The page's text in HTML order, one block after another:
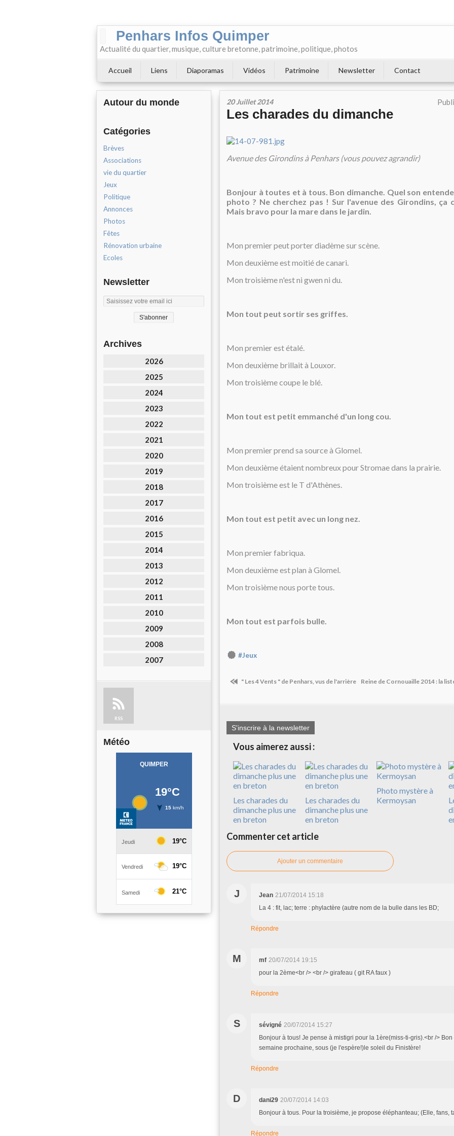
Penhars Infos Quimper
Actualité du quartier, musique, culture bretonne, patrimoine, politique, photos
Accueil Liens Diaporamas Vidéos Patrimoine Newsletter Contact
Autour du monde
Catégories
Brèves
Associations
vie du quartier
Jeux
Politique
Annonces
Photos
Fêtes
Rénovation urbaine
Ecoles
Newsletter
Archives
2026
2025
2024
2023
2022
2021
2020
2019
2018
2017
2016
2015
2014
2013
2012
2011
2010
2009
2008
2007
RSS
Météo
20 Juillet 2014
Les charades du dimanche
Avenue des Girondins à Penhars (vous pouvez agrandir)
Bonjour à toutes et à tous. Bon dimanche. Quel son
photo ? Ne cherchez pas ! Sur l'avenue des Girondins, ça
Mais bravo pour la mare dans le jardin.
Mon premier peut porter diadème sur scène.
Mon deuxième est moitié de canari.
Mon troisième n'est ni gwen ni du.
Mon tout peut sortir ses griffes.
Mon premier est étalé.
Mon deuxième brillait à Louxor.
Mon troisième coupe le blé.
Mon tout est petit emmanché d'un long cou.
Mon premier prend sa source à Glomel.
Mon deuxième étaient nombreux pour Stromae dans la prairie.
Mon troisième est le T d'Athènes.
Mon tout est petit avec un long nez.
Mon premier fabriqua.
Mon deuxième est plan à Glomel.
Mon troisième nous porte tous.
Mon tout est parfois bulle.
#Jeux
" Les 4 Vents " de Penhars, vus de l'arrière Reine de Cornouaille 2014 : la
S'inscrire à la newsletter
Vous aimerez aussi :
Les charades du
dimanche plus une
en breton
Les charades du
dimanche plus une
en breton
Photo mystère à
Kermoysan
Commenter cet article
Ajouter un commentaire
J Jean 21/07/2014 15:18
La 4 : fit, lac; terre : phylactère (autre nom de la bulle dans les BD;
Répondre
M mf 20/07/2014 19:15
pour la 2ème<br /> <br /> girafeau ( git RA faux )
Répondre
S sévigné 20/07/2014 15:27
Bonjour à tous! Je pense à mistigri pour la 1ère(miss-ti-gris).<br />
semaine prochaine, sous (je l'espère!)le soleil du Finistère!
Répondre
D dani29 20/07/2014 14:03
Bonjour à tous. Pour la troisième, je propose éléphanteau; (Elle, fans,
Répondre